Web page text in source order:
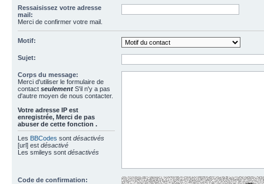
Ressaisissez votre adresse
mail:
Merci de confirmer votre mail.
Motif:
Sujet:
Corps du message:
Merci d'utiliser le formulaire de
contact seulement S'il n'y a pas
d'autre moyen de nous contacter.
Votre adresse ΙΡ est
enregistrée, Merci de pas
abuser de cette fonction .
Les BBCodes sont désactivés
[url] est désactivé
Les smileys sont désactivés
Code de confirmation: